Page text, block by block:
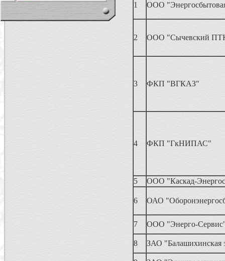
1 ООО
2 ООО "Сычевский
3 ФКП "ВГКАЗ"
4 ФКП "ГкНИПАС"
5 ООО "Каскад-
6 ОАО
7 ООО "Энерго-
8 ЗАО "Балашихинская